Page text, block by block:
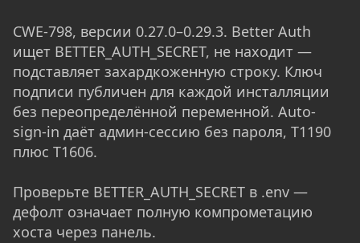
CWE-798, версии 0.27.0–0.29.3. Better Auth
ищет BETTER_AUTH_SECRET, не находит —
подставляет захардкоженную строку. Ключ
подписи публичен для каждой инсталляции
без переопределённой переменной. Auto-
sign-in даёт админ-сессию без пароля, T1190
плюс T1606.
Проверьте BETTER_AUTH_SECRET в .env —
дефолт означает полную компрометацию
хоста через панель.